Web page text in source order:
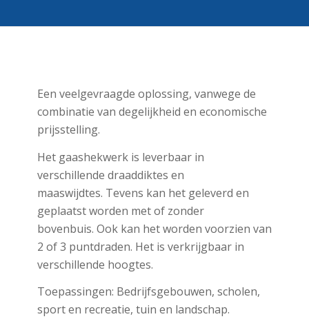
Een veelgevraagde oplossing, vanwege de
combinatie van degelijkheid en economische
prijsstelling.
Het gaashekwerk is leverbaar in
verschillende draaddiktes en
maaswijdtes. Tevens kan het geleverd en
geplaatst worden met of zonder
bovenbuis. Ook kan het worden voorzien van
2 of 3 puntdraden. Het is verkrijgbaar in
verschillende hoogtes.
Toepassingen: Bedrijfsgebouwen, scholen,
sport en recreatie, tuin en landschap.